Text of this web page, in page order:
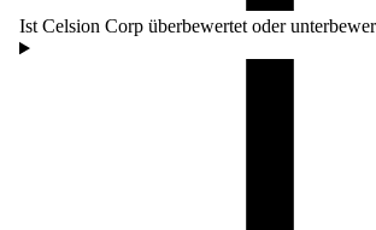
Ist Celsion Corp überbewertet oder